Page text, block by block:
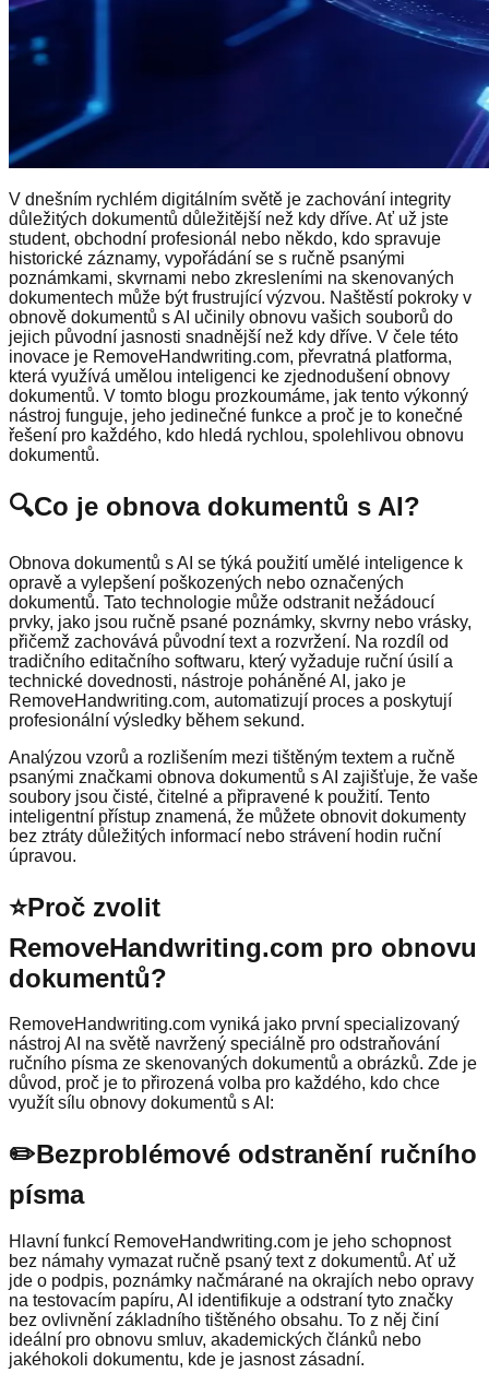
V dnešním rychlém digitálním světě je zachování integrity
důležitých dokumentů důležitější než kdy dříve. Ať už jste
student, obchodní profesionál nebo někdo, kdo spravuje
historické záznamy, vypořádání se s ručně psanými
poznámkami, skvrnami nebo zkresleními na skenovaných
dokumentech může být frustrující výzvou. Naštěstí pokroky v
obnově dokumentů s AI učinily obnovu vašich souborů do
jejich původní jasnosti snadnější než kdy dříve. V čele této
inovace je RemoveHandwriting.com, převratná platforma,
která využívá umělou inteligenci ke zjednodušení obnovy
dokumentů. V tomto blogu prozkoumáme, jak tento výkonný
nástroj funguje, jeho jedinečné funkce a proč je to konečné
řešení pro každého, kdo hledá rychlou, spolehlivou obnovu
dokumentů.
🔍Co je obnova dokumentů s AI?
Obnova dokumentů s AI se týká použití umělé inteligence k
opravě a vylepšení poškozených nebo označených
dokumentů. Tato technologie může odstranit nežádoucí
prvky, jako jsou ručně psané poznámky, skvrny nebo vrásky,
přičemž zachovává původní text a rozvržení. Na rozdíl od
tradičního editačního softwaru, který vyžaduje ruční úsilí a
technické dovednosti, nástroje poháněné AI, jako je
RemoveHandwriting.com, automatizují proces a poskytují
profesionální výsledky během sekund.
Analýzou vzorů a rozlišením mezi tištěným textem a ručně
psanými značkami obnova dokumentů s AI zajišťuje, že vaše
soubory jsou čisté, čitelné a připravené k použití. Tento
inteligentní přístup znamená, že můžete obnovit dokumenty
bez ztráty důležitých informací nebo strávení hodin ruční
úpravou.
⭐Proč zvolit
RemoveHandwriting.com pro obnovu
dokumentů?
RemoveHandwriting.com vyniká jako první specializovaný
nástroj AI na světě navržený speciálně pro odstraňování
ručního písma ze skenovaných dokumentů a obrázků. Zde je
důvod, proč je to přirozená volba pro každého, kdo chce
využít sílu obnovy dokumentů s AI:
✏️Bezproblémové odstranění ručního
písma
Hlavní funkcí RemoveHandwriting.com je jeho schopnost
bez námahy vymazat ručně psaný text z dokumentů. Ať už
jde o podpis, poznámky načmárané na okrajích nebo opravy
na testovacím papíru, AI identifikuje a odstraní tyto značky
bez ovlivnění základního tištěného obsahu. To z něj činí
ideální pro obnovu smluv, akademických článků nebo
jakéhokoli dokumentu, kde je jasnost zásadní.